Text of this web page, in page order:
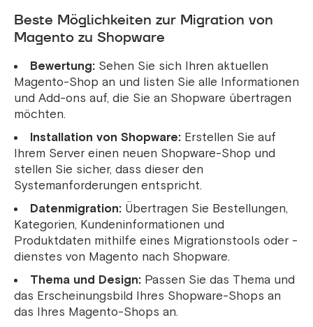
Beste Möglichkeiten zur Migration von
Magento zu Shopware
Bewertung: Sehen Sie sich Ihren aktuellen
Magento-Shop an und listen Sie alle Informationen
und Add-ons auf, die Sie an Shopware übertragen
möchten.
Installation von Shopware: Erstellen Sie auf
Ihrem Server einen neuen Shopware-Shop und
stellen Sie sicher, dass dieser den
Systemanforderungen entspricht.
Datenmigration: Übertragen Sie Bestellungen,
Kategorien, Kundeninformationen und
Produktdaten mithilfe eines Migrationstools oder -
dienstes von Magento nach Shopware.
Thema und Design: Passen Sie das Thema und
das Erscheinungsbild Ihres Shopware-Shops an
das Ihres Magento-Shops an.